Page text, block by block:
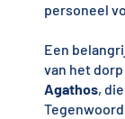
personeel
Een
van het
Agathos,